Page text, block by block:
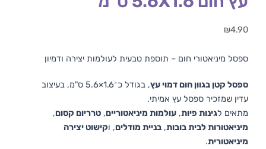
₪4.90
ספסל מיניאטורי חום – תוספת טבעית לעולמות יצירה ודמיון
ספסל קטן בגוון חום דמוי עץ
, בגודל כ־1.6×5.6 ס"מ, בעיצוב
עדין שמזכיר ספסל עץ אמיתי.
מתאים לגינות פיות, עולמות מיניאטוריים, טרריום קסום,
מיניאטורות לבית בובות, בניית מודלים, וקישוט יצירה
מיניאטורית.